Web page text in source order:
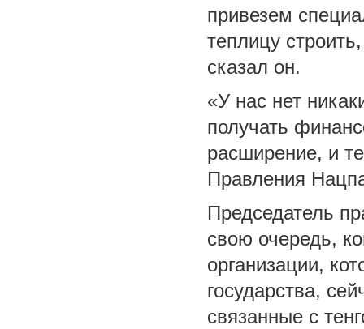
привезем
теплицу
сказал он.
«У нас нет
получать
расширение, и
Правления
Председатель
свою очередь,
организации,
государства,
связанные с